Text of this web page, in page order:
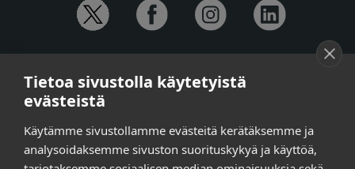
Anna-Mari Jaanu, kehittämispäällikkö,
puh. +358 50 572 4620
Henna Honkalo,
viestintäpäällikkö,
puh. +358 50 479 6618
Ilari Raiski, viestintä- ja tapahtumakoordinaattori,
Tietoa sivustolla käytetyistä
evästeistä
Käytämme sivustollamme evästeitä kerätäksemme ja
analysoidaksemme sivuston suorituskykyä ja käyttöä,